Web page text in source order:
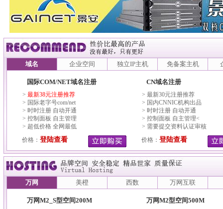
域名 企业空间 独立IP主机 免备案主机
国际COM/NET域名注册
> 最新38元注册推荐
> 国际老字号com/net
> 时时注册 自动开通
> 控制面板 自主管理
> 超低价格 全网最低
价格： 登陆查看
CN域名注册
> 最新30元注册推荐
> 国内CNNIC机构出品
> 时时注册 自动开通
> 控制面板 自主管理<
> 需要提交资料认证审核
价格： 登陆查看
万网 美橙 西数 万网互联
万网M2_S型空间200M 万网M2型空间500M